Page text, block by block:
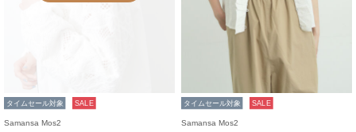
タイムセール対象 SALE
Samansa Mos2
タイムセール対象 SALE
Samansa Mos2